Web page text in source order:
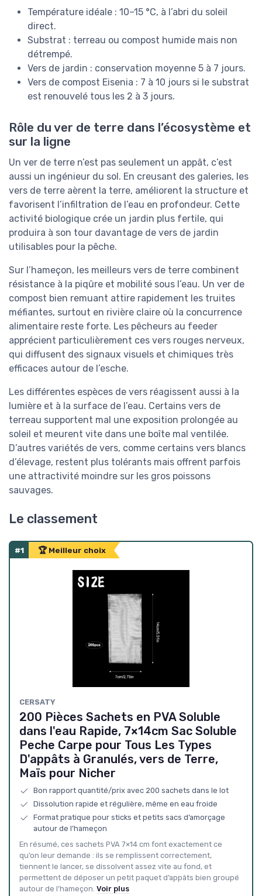
Température idéale : 10–15 °C, à l’abri du soleil
direct.
Substrat : terreau ou compost humide mais non
détrempé.
Vers de jardin : conservation moyenne 5 à 7 jours.
Vers de compost Eisenia : 7 à 10 jours si le substrat
est renouvelé tous les 2 à 3 jours.
Rôle du ver de terre dans l’écosystème et
sur la ligne
Un ver de terre n’est pas seulement un appât, c’est
aussi un ingénieur du sol. En creusant des galeries, les
vers de terre aèrent la terre, améliorent la structure et
favorisent l’infiltration de l’eau en profondeur. Cette
activité biologique crée un jardin plus fertile, qui
produira à son tour davantage de vers de jardin
utilisables pour la pêche.
Sur l’hameçon, les meilleurs vers de terre combinent
résistance à la piqûre et mobilité sous l’eau. Un ver de
compost bien remuant attire rapidement les truites
méfiantes, surtout en rivière claire où la concurrence
alimentaire reste forte. Les pêcheurs au feeder
apprécient particulièrement ces vers rouges nerveux,
qui diffusent des signaux visuels et chimiques très
efficaces autour de l’esche.
Les différentes espèces de vers réagissent aussi à la
lumière et à la surface de l’eau. Certains vers de
terreau supportent mal une exposition prolongée au
soleil et meurent vite dans une boîte mal ventilée.
D’autres variétés de vers, comme certains vers blancs
d’élevage, restent plus tolérants mais offrent parfois
une attractivité moindre sur les gros poissons
sauvages.
Le classement
#1 🏆 Meilleur choix
‎CERSATY
200 Pièces Sachets en PVA Soluble
dans l'eau Rapide, 7×14cm Sac Soluble
Peche Carpe pour Tous Les Types
D'appâts à Granulés, vers de Terre,
Maïs pour Nicher
Bon rapport quantité/prix avec 200 sachets dans le lot
Dissolution rapide et régulière, même en eau froide
Format pratique pour sticks et petits sacs d’amorçage
autour de l’hameçon
En résumé, ces sachets PVA 7×14 cm font exactement ce
qu’on leur demande : ils se remplissent correctement,
tiennent le lancer, se dissolvent assez vite au fond, et
permettent de déposer un petit paquet d’appâts bien groupé
autour de l’hameçon. Voir plus